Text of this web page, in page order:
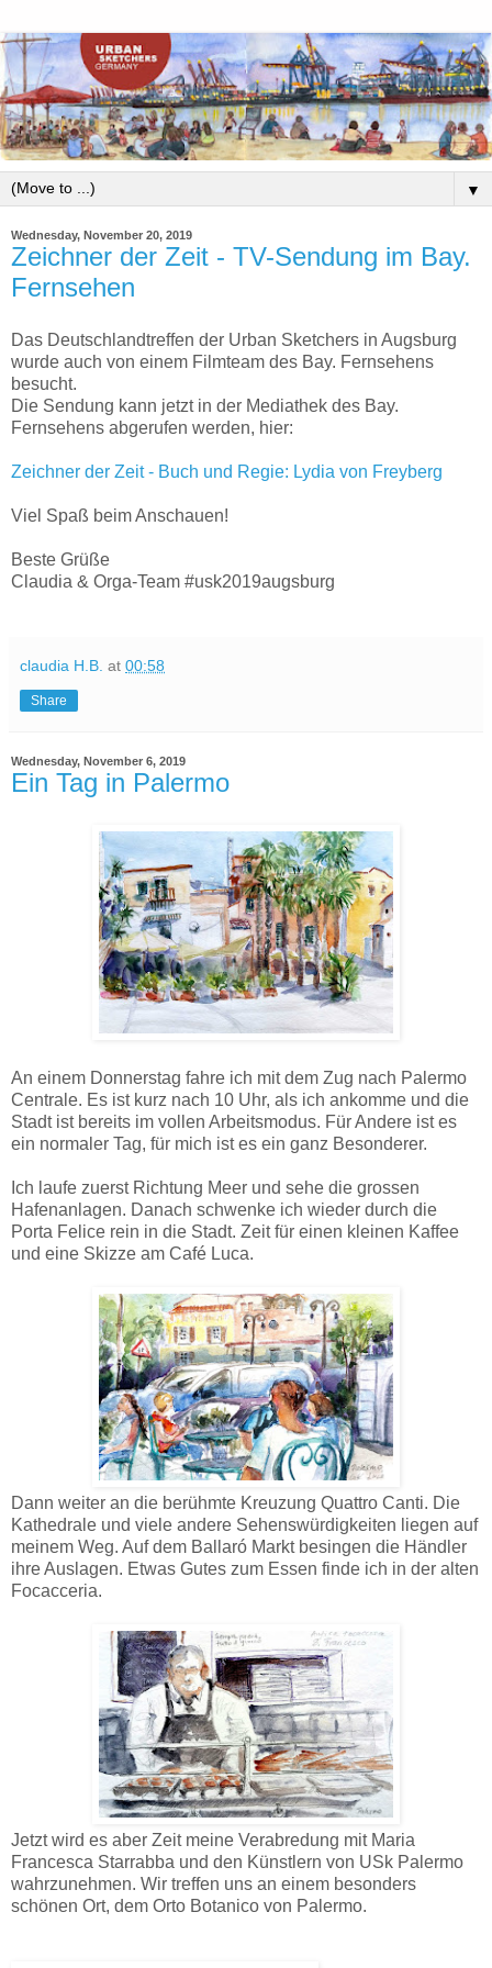
▼
Wednesday, November 20, 2019
Zeichner der Zeit - TV-Sendung im Bay.
Fernsehen
Das Deutschlandtreffen der Urban Sketchers in Augsburg
wurde auch von einem Filmteam des Bay. Fernsehens
besucht.
Die Sendung kann jetzt in der Mediathek des Bay.
Fernsehens abgerufen werden, hier:
Zeichner der Zeit - Buch und Regie: Lydia von Freyberg
Viel Spaß beim Anschauen!
Beste Grüße
Claudia & Orga-Team #usk2019augsburg
claudia H.B. at 00:58
Share
Wednesday, November 6, 2019
Ein Tag in Palermo
An einem Donnerstag fahre ich mit dem Zug nach Palermo
Centrale. Es ist kurz nach 10 Uhr, als ich ankomme und die
Stadt ist bereits im vollen Arbeitsmodus. Für Andere ist es
ein normaler Tag, für mich ist es ein ganz Besonderer.
Ich laufe zuerst Richtung Meer und sehe die grossen
Hafenanlagen. Danach schwenke ich wieder durch die
Porta Felice rein in die Stadt. Zeit für einen kleinen Kaffee
und eine Skizze am Café Luca.
Dann weiter an die berühmte Kreuzung Quattro Canti. Die
Kathedrale und viele andere Sehenswürdigkeiten liegen auf
meinem Weg. Auf dem Ballaró Markt besingen die Händler
ihre Auslagen. Etwas Gutes zum Essen finde ich in der alten
Focacceria.
Jetzt wird es aber Zeit meine Verabredung mit Maria
Francesca Starrabba und den Künstlern von USk Palermo
wahrzunehmen. Wir treffen uns an einem besonders
schönen Ort, dem Orto Botanico von Palermo.